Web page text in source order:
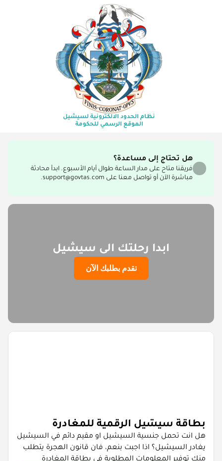
نظام الحدود الالكترونية لسيشيل
الموقع الرسمي للحكومة
هل تحتاج إلى مساعدة؟
فريقنا متاح على مدار الساعة طوال أيام الأسبوع. ابدأ محادثة
مباشرة الآن أو تواصل معنا على support@govtas.com.
ابدا رحلتك الى سيشيل
تقدم بطلبك الآن
بطاقة سيشيل الرقمية للمغادرة
هل انت تحمل جنسية السيشيل او مقيم دائم في السيشيل
يغادر السيشيل؟ اذا اجبت بنعم، فان قانون الهجرة يتطلب